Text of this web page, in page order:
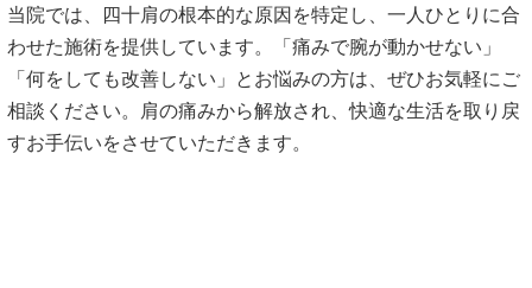
当院では、四十肩の根本的な原因を特定し、一人ひとりに合
わせた施術を提供しています。「痛みで腕が動かせない」
「何をしても改善しない」とお悩みの方は、ぜひお気軽にご
相談ください。肩の痛みから解放され、快適な生活を取り戻
すお手伝いをさせていただきます。